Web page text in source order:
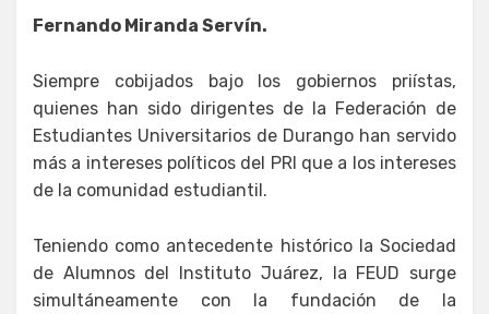
Fernando Miranda Servín.
Siempre cobijados bajo los gobiernos priístas,
quienes han sido dirigentes de la Federación de
Estudiantes Universitarios de Durango han servido
más a intereses políticos del PRI que a los intereses
de la comunidad estudiantil.
Teniendo como antecedente histórico la Sociedad
de Alumnos del Instituto Juárez, la FEUD surge
simultáneamente con la fundación de la